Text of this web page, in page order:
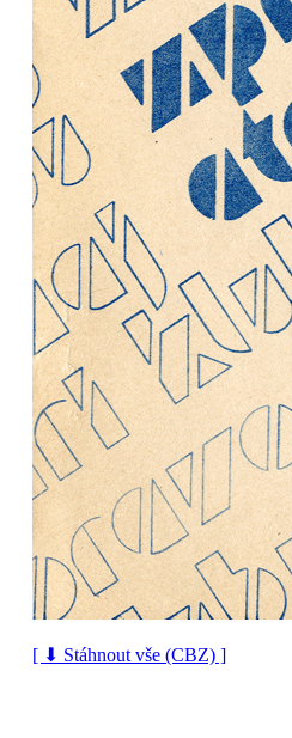
[ ⬇ Stáhnout vše (CBZ) ]